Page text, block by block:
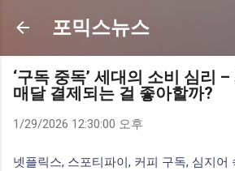
기본 콘텐츠로 건너뛰
포믹스뉴스
‘구독 중독’ 세대의 소비 심리
매달 결제되는 걸 좋아할까?
1/29/2026 12:30:00 오후
넷플릭스, 스포티파이, 커피 구독, 심지어